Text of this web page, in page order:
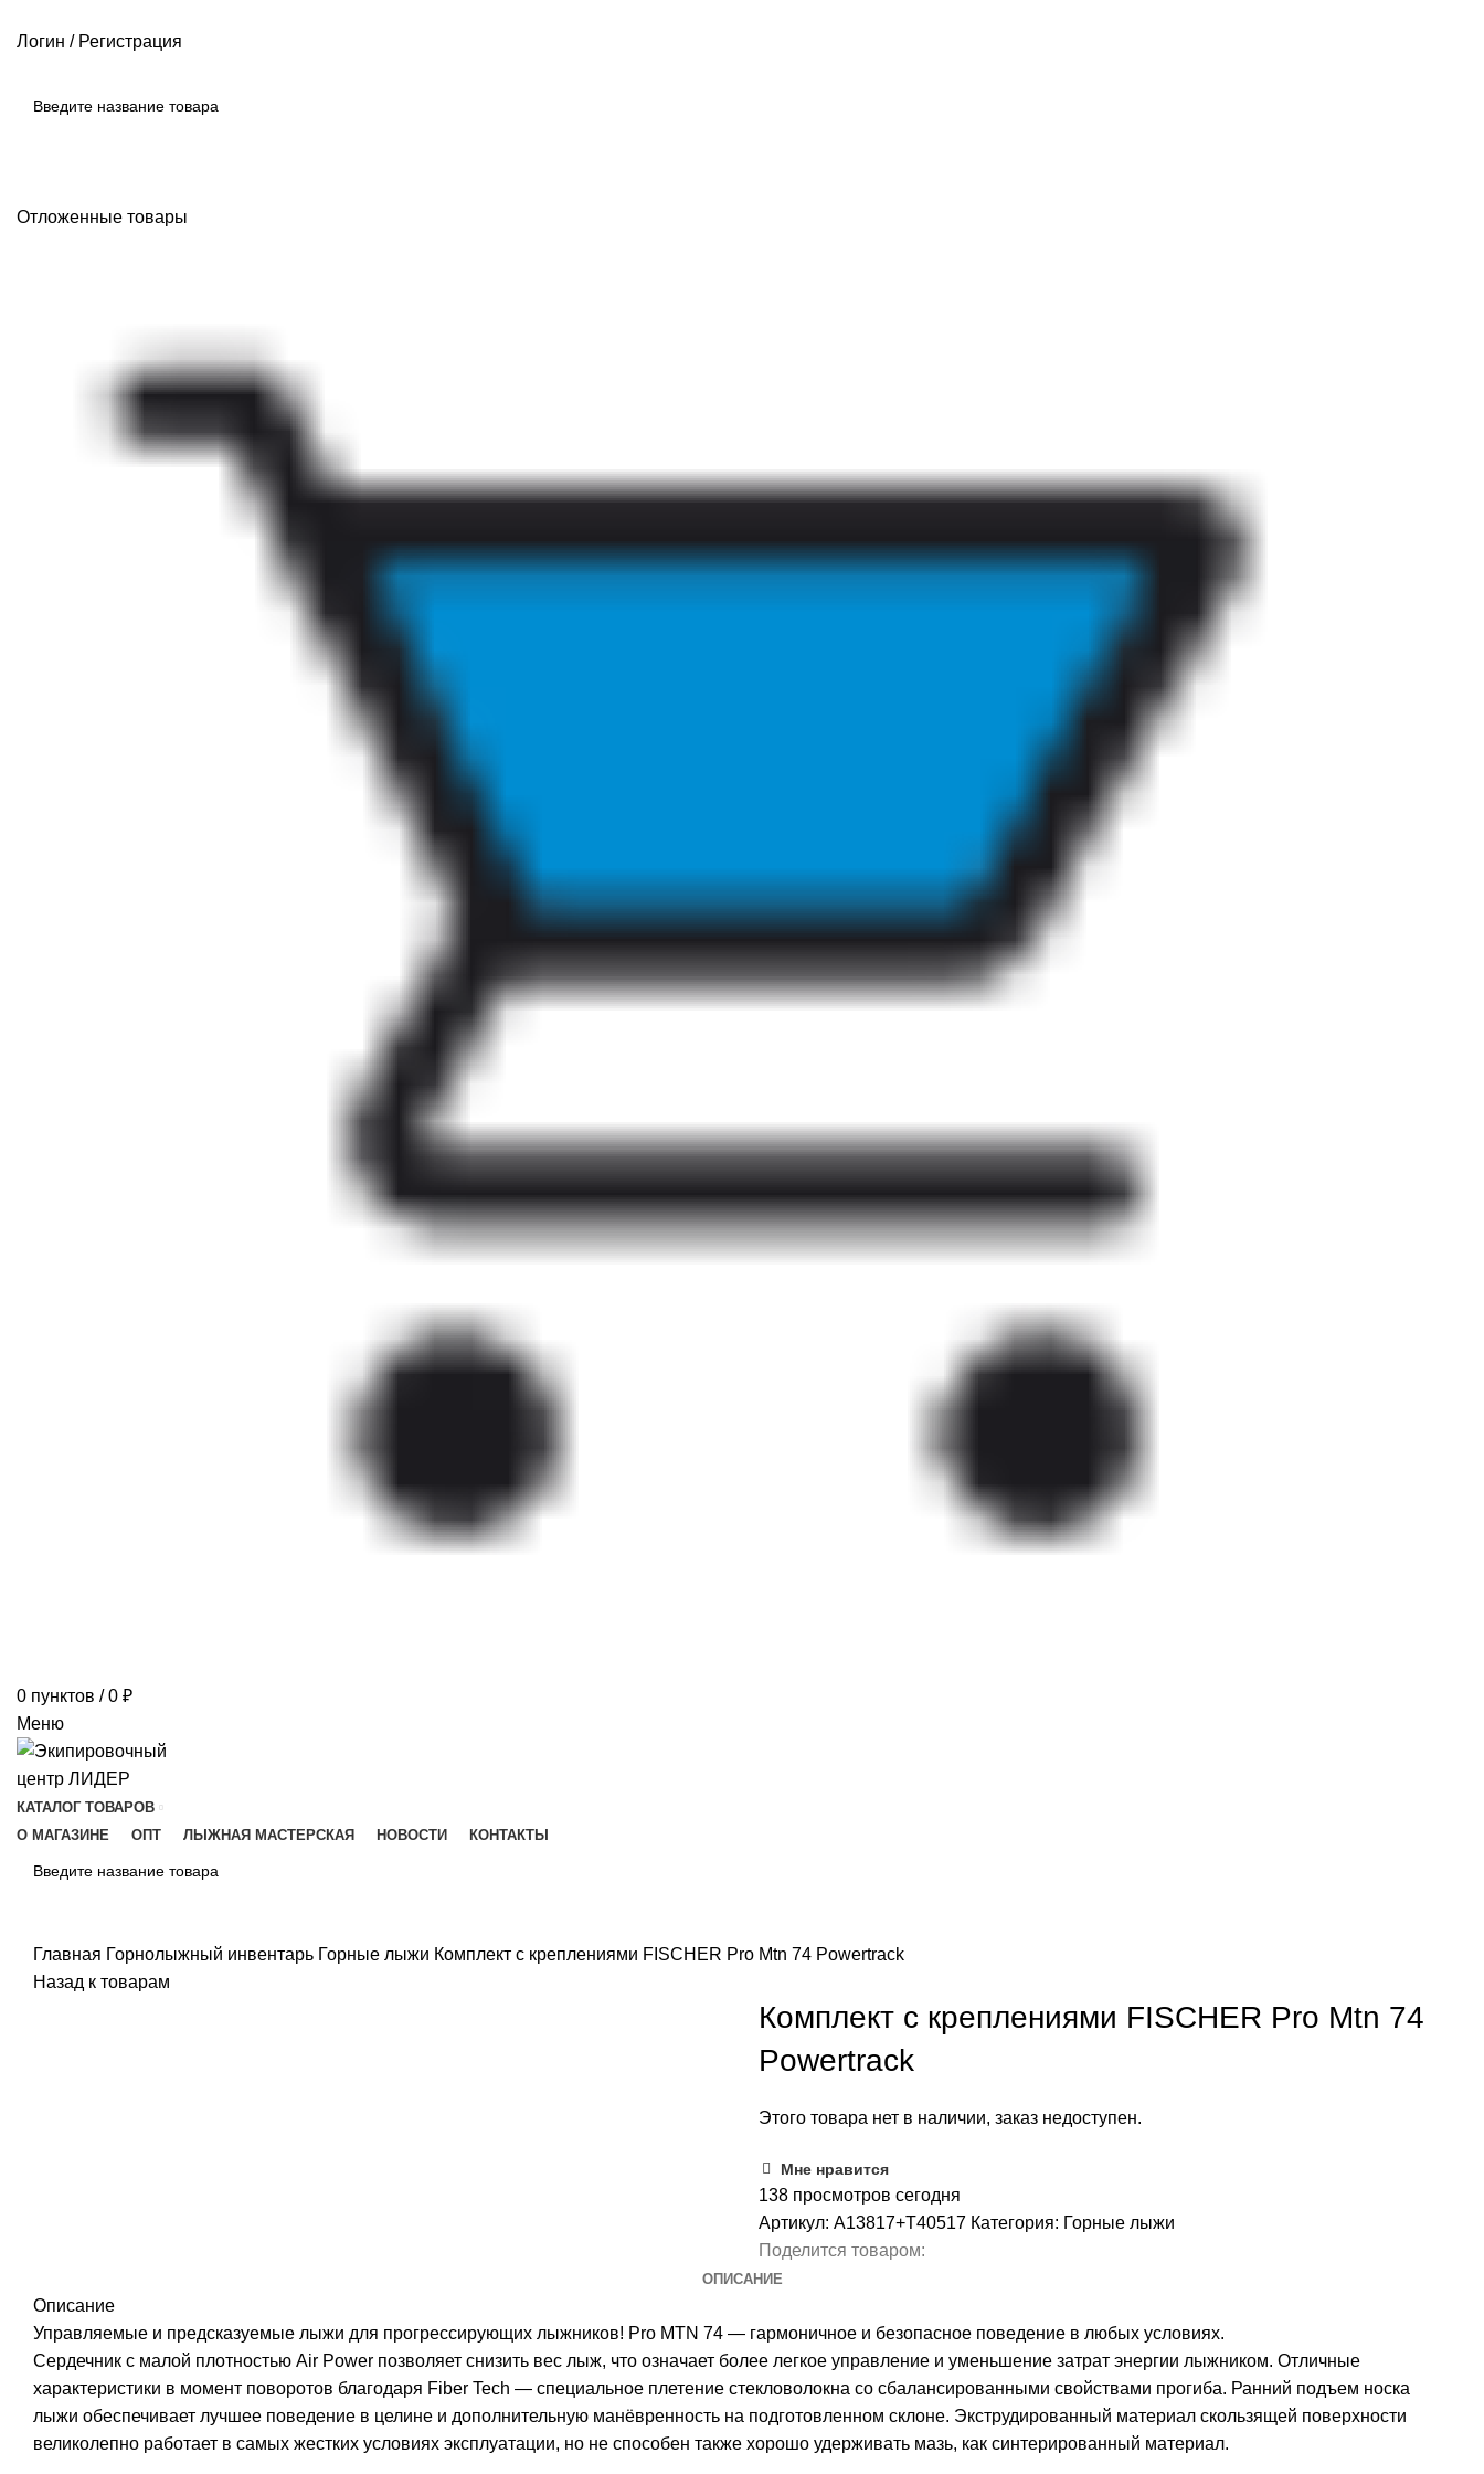
Логин / Регистрация
Отложенные товары
0 пунктов / 0 ₽
Меню
КАТАЛОГ ТОВАРОВ
О МАГАЗИНЕ
ОПТ ЛЫЖНАЯ МАСТЕРСКАЯ НОВОСТИ КОНТАКТЫ
Главная Горнолыжный инвентарь Горные лыжи Комплект с креплениями FISCHER Pro Mtn 74 Powertrack
Назад к товарам
Комплект с креплениями FISCHER Pro Mtn 74
Powertrack
Этого товара нет в наличии, заказ недоступен.
Мне нравится
138 просмотров сегодня
Артикул: A13817+T40517 Категория: Горные лыжи
Поделится товаром:
ОПИСАНИЕ
Описание
Управляемые и предсказуемые лыжи для прогрессирующих лыжников! Pro MTN 74 — гармоничное и безопасное поведение в любых условиях.
Сердечник с малой плотностью Air Power позволяет снизить вес лыж, что означает более легкое управление и уменьшение затрат энергии лыжником. Отличные
характеристики в момент поворотов благодаря Fiber Tech — специальное плетение стекловолокна со сбалансированными свойствами прогиба. Ранний подъем носка
лыжи обеспечивает лучшее поведение в целине и дополнительную манёвренность на подготовленном склоне. Экструдированный материал скользящей поверхности
великолепно работает в самых жестких условиях эксплуатации, но не способен также хорошо удерживать мазь, как синтерированный материал.